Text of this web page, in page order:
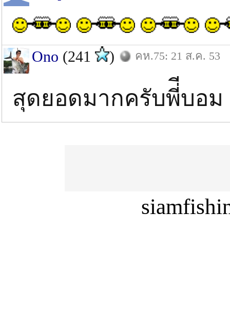
Ono (241 ) คห.75: 21 ส.ค. 53
สุดยอดมากครับพี่ีบอม